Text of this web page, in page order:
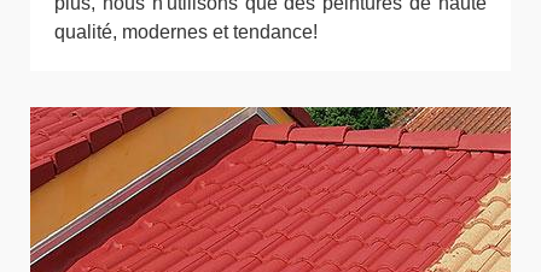
qualité, modernes et tendance!